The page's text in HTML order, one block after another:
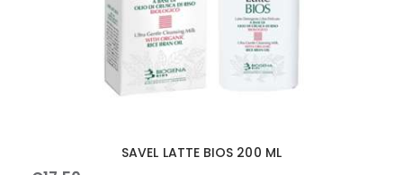
SAVEL LATTE BIOS 200 ML